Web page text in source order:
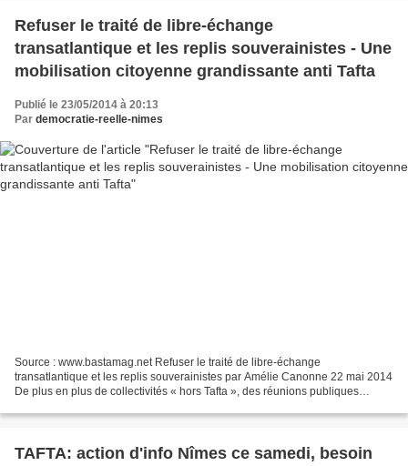
Refuser le traité de libre-échange
transatlantique et les replis souverainistes - Une
mobilisation citoyenne grandissante anti Tafta
Publié le 23/05/2014 à 20:13
Par democratie-reelle-nimes
Source : www.bastamag.net Refuser le traité de libre-échange
transatlantique et les replis souverainistes par Amélie Canonne 22 mai 2014
De plus en plus de collectivités « hors Tafta », des réunions publiques
TAFTA: action d'info Nîmes ce samedi, besoin